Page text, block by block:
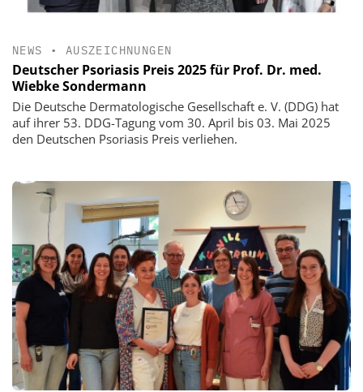
NEWS • AUSZEICHNUNGEN
Deutscher Psoriasis Preis 2025 für Prof. Dr. med.
Wiebke Sondermann
Die Deutsche Dermatologische Gesellschaft e. V. (DDG) hat
auf ihrer 53. DDG-Tagung vom 30. April bis 03. Mai 2025
den Deutschen Psoriasis Preis verliehen.